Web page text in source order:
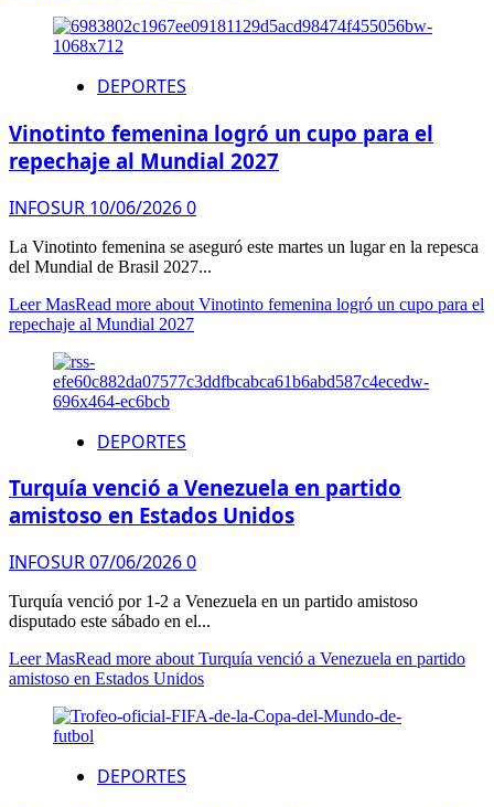
DEPORTES
Vinotinto femenina logró un cupo para el
repechaje al Mundial 2027
INFOSUR 10/06/20260
La Vinotinto femenina se aseguró este martes un lugar en la repesca
del Mundial de Brasil 2027...
Leer MasRead more about Vinotinto femenina logró un cupo para el
repechaje al Mundial 2027
DEPORTES
Turquía venció a Venezuela en partido
amistoso en Estados Unidos
INFOSUR07/06/20260
Turquía venció por 1-2 a Venezuela en un partido amistoso
disputado este sábado en el...
Leer MasRead more about Turquía venció a Venezuela en partido
amistoso en Estados Unidos
DEPORTES